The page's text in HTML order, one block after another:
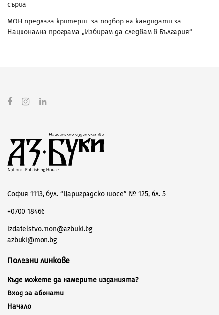
сърца
МОН предлага критерии за подбор на кандидати за
Национална програма „Избирам да следвам в България“
София 1113, бул. “Цариградско шосе” № 125, бл. 5
+0700 18466
izdatelstvo.mon@azbuki.bg
azbuki@mon.bg
Полезни линкове
Къде можете да намерите изданията?
Вход за абонати
Начало